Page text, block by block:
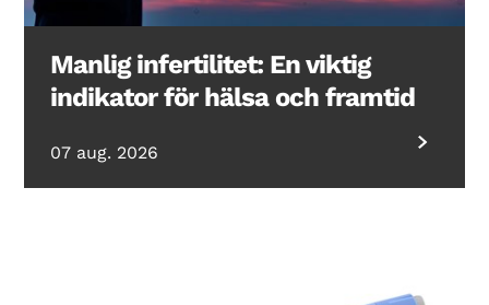
Manlig infertilitet: En viktig
indikator för hälsa och framtid
07 aug. 2026